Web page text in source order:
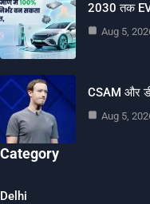
2030 तक
Aug 5,
CSAM और
Aug 5,
Category
Delhi